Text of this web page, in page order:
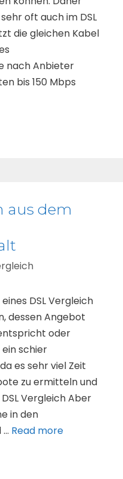
oft auch im DSL
die gleichen Kabel
nach Anbieter
bis 150 Mbps
aus dem
DSL Vergleich
dessen Angebot
oder
schier
es sehr viel Zeit
zu ermitteln und
Vergleich Aber
in den
… Read more